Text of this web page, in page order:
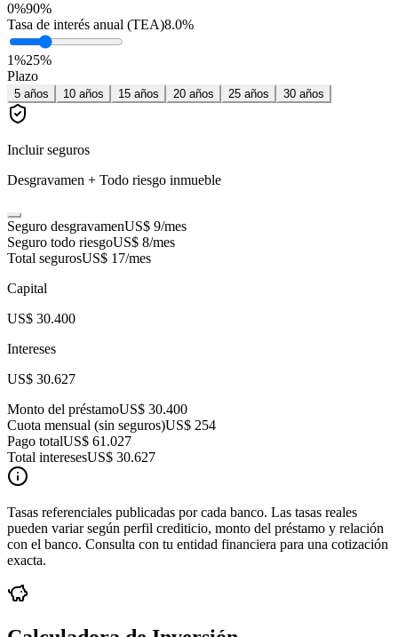
0%90%
Tasa de interés anual (TEA)8.0%
1%25%
Plazo
5 años 10 años 15 años 20 años 25 años 30 años
Incluir seguros
Desgravamen + Todo riesgo inmueble
Seguro desgravamenUS$ 9/mes
Seguro todo riesgoUS$ 8/mes
Total segurosUS$ 17/mes
Capital
US$ 30.400
Intereses
US$ 30.627
Monto del préstamoUS$ 30.400
Cuota mensual (sin seguros)US$ 254
Pago totalUS$ 61.027
Total interesesUS$ 30.627
Tasas referenciales publicadas por cada banco. Las tasas reales
pueden variar según perfil crediticio, monto del préstamo y relación
con el banco. Consulta con tu entidad financiera para una cotización
exacta.